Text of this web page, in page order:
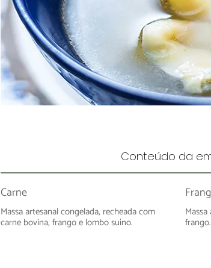
Conteúdo da
Carne
Massa artesanal congelada, recheada com
carne bovina, frango e lombo suíno. frango.